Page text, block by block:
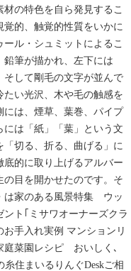
の特色を自ら発見するこ
覚的、触覚的性質をいかに
ル・シュミットによるこ
筆が描かれ、左下には
そして剛毛の文字が並んで
い光沢、木や毛の触感を
は、煙草、葉巻、パイプ
は「紙」「葉」という文
切る、折る、曲げる」に
底的に取り上げるアルバー
目を開かせたのです。そ
は家のある風景特集 ウッ
ント｢ミサワオーナーズクラ
手入れ実例 マンションリ
庭菜園レシピ おいしく､
住まいるりんぐDeskご相